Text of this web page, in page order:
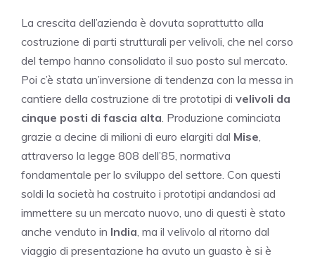
La crescita dell’azienda è dovuta soprattutto alla
costruzione di parti strutturali per velivoli, che nel corso
del tempo hanno consolidato il suo posto sul mercato.
Poi c’è stata un’inversione di tendenza con la messa in
cantiere della costruzione di tre prototipi di velivoli da
cinque posti di fascia alta. Produzione cominciata
grazie a decine di milioni di euro elargiti dal Mise,
attraverso la legge 808 dell’85, normativa
fondamentale per lo sviluppo del settore. Con questi
soldi la società ha costruito i prototipi andandosi ad
immettere su un mercato nuovo, uno di questi è stato
anche venduto in India, ma il velivolo al ritorno dal
viaggio di presentazione ha avuto un guasto è si è